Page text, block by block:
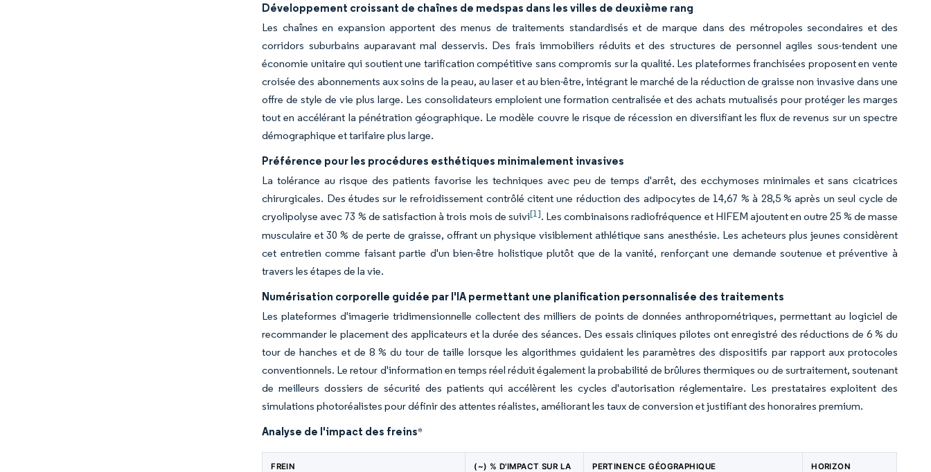
Développement croissant de chaînes de medspas dans les villes de deuxième rang
Les chaînes en expansion apportent des menus de traitements standardisés et de marque dans des métropoles secondaires et des
corridors suburbains auparavant mal desservis. Des frais immobiliers réduits et des structures de personnel agiles sous-tendent une
économie unitaire qui soutient une tarification compétitive sans compromis sur la qualité. Les plateformes franchisées proposent en vente
croisée des abonnements aux soins de la peau, au laser et au bien-être, intégrant le marché de la réduction de graisse non invasive dans une
offre de style de vie plus large. Les consolidateurs emploient une formation centralisée et des achats mutualisés pour protéger les marges
tout en accélérant la pénétration géographique. Le modèle couvre le risque de récession en diversifiant les flux de revenus sur un spectre
démographique et tarifaire plus large.
Préférence pour les procédures esthétiques minimalement invasives
La tolérance au risque des patients favorise les techniques avec peu de temps d'arrêt, des ecchymoses minimales et sans cicatrices
chirurgicales. Des études sur le refroidissement contrôlé citent une réduction des adipocytes de 14,67 % à 28,5 % après un seul cycle de
cryolipolyse avec 73 % de satisfaction à trois mois de suivi[1]. Les combinaisons radiofréquence et HIFEM ajoutent en outre 25 % de masse
musculaire et 30 % de perte de graisse, offrant un physique visiblement athlétique sans anesthésie. Les acheteurs plus jeunes considèrent
cet entretien comme faisant partie d'un bien-être holistique plutôt que de la vanité, renforçant une demande soutenue et préventive à
travers les étapes de la vie.
Numérisation corporelle guidée par l'IA permettant une planification personnalisée des traitements
Les plateformes d'imagerie tridimensionnelle collectent des milliers de points de données anthropométriques, permettant au logiciel de
recommander le placement des applicateurs et la durée des séances. Des essais cliniques pilotes ont enregistré des réductions de 6 % du
tour de hanches et de 8 % du tour de taille lorsque les algorithmes guidaient les paramètres des dispositifs par rapport aux protocoles
conventionnels. Le retour d'information en temps réel réduit également la probabilité de brûlures thermiques ou de surtraitement, soutenant
de meilleurs dossiers de sécurité des patients qui accélèrent les cycles d'autorisation réglementaire. Les prestataires exploitent des
simulations photoréalistes pour définir des attentes réalistes, améliorant les taux de conversion et justifiant des honoraires premium.
Analyse de l'impact des freins*
FREIN (~) % D'IMPACT SUR LA PERTINENCE GÉOGRAPHIQUE HORIZON